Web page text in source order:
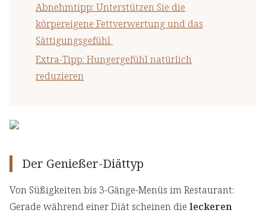
Abnehmtipp: Unterstützen Sie die
körpereigene Fettverwertung und das
Sättigungsgefühl
Extra-Tipp: Hungergefühl natürlich
reduzieren
Der Genießer-Diättyp
Von Süßigkeiten bis 3-Gänge-Menüs im Restaurant:
Gerade während einer Diät scheinen die leckeren